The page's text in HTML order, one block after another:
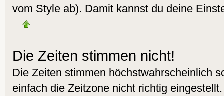
vom Style ab). Damit kannst du deine
Die Zeiten stimmen nicht!
Die Zeiten stimmen höchstwahrscheinlich
einfach die Zeitzone nicht richtig